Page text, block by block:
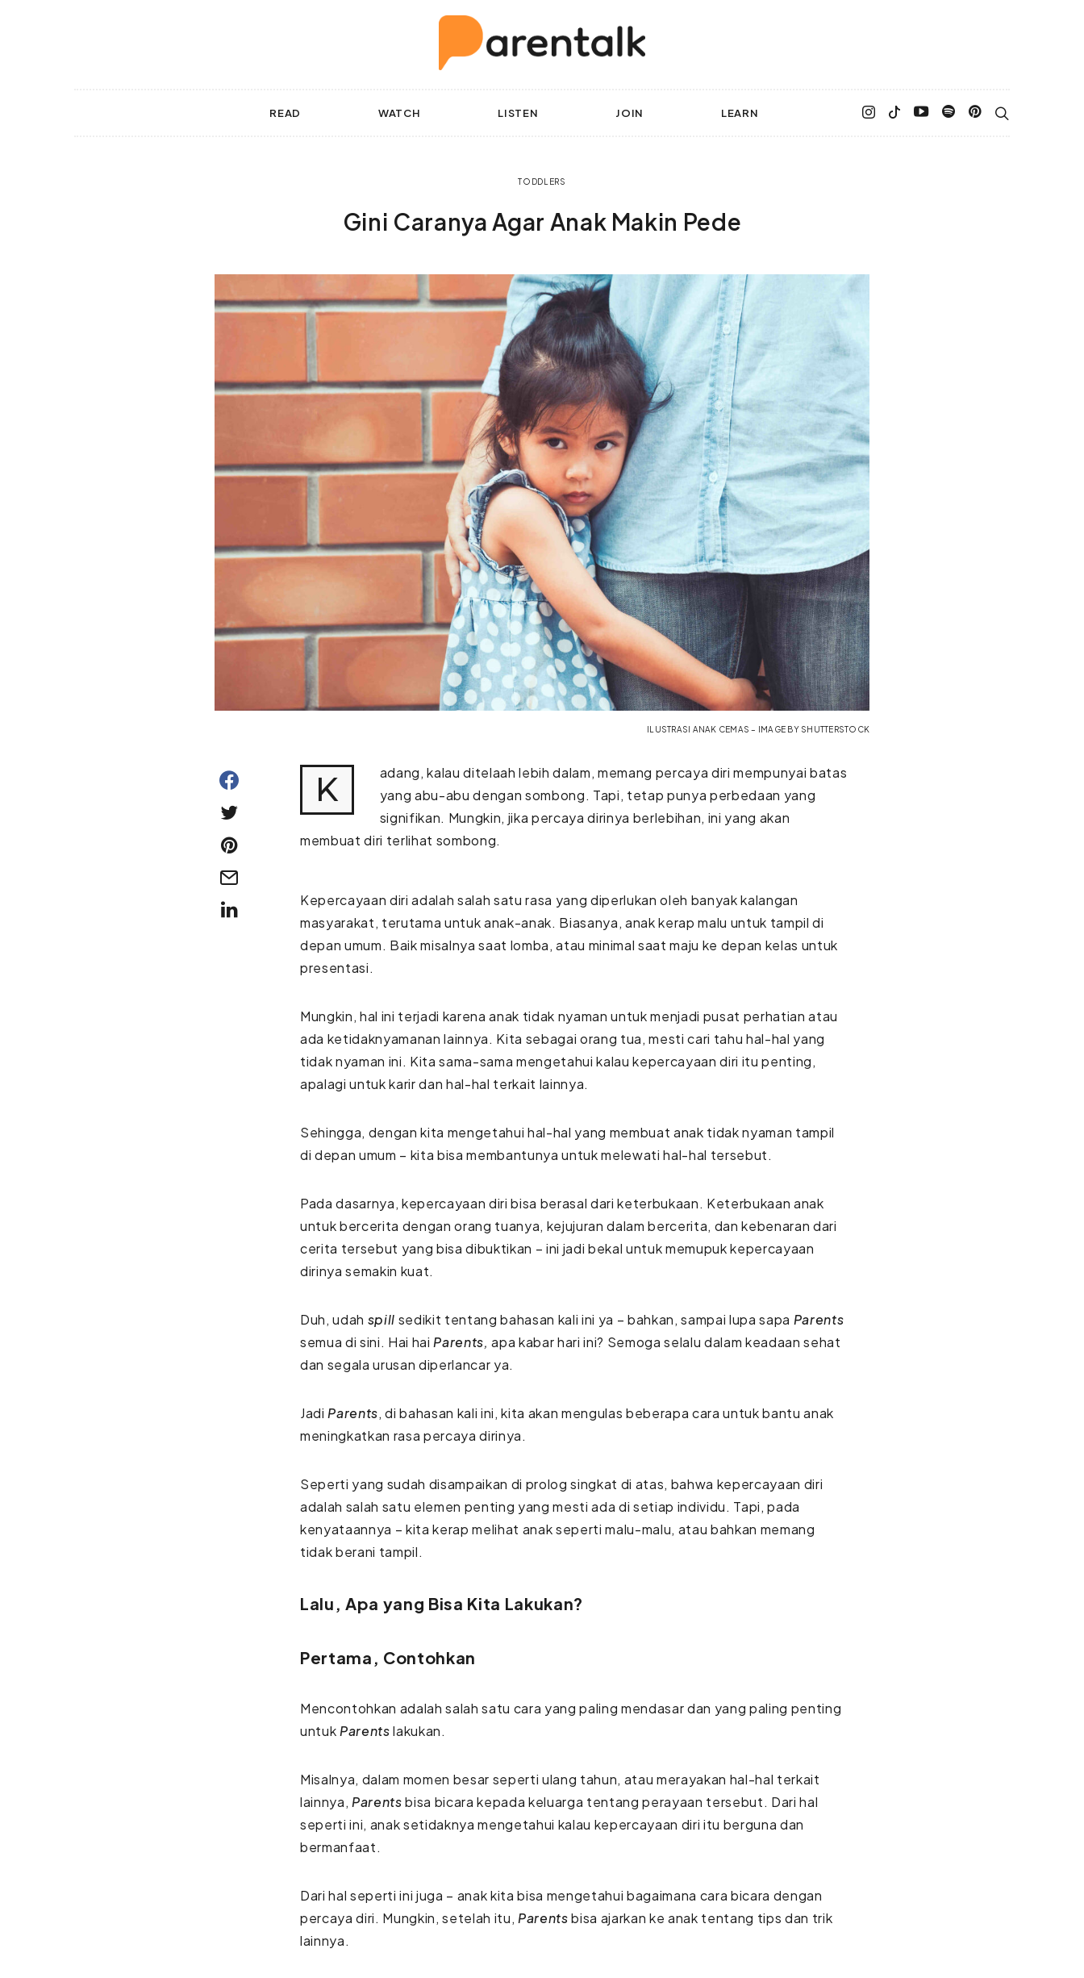
READ WATCH LISTEN JOIN LEARN
TODDLERS
Gini Caranya Agar Anak Makin Pede
ILUSTRASI ANAK CEMAS – IMAGE BY SHUTTERSTOCK
K
adang, kalau ditelaah lebih dalam, memang percaya diri mempunyai batas
yang abu-abu dengan sombong. Tapi, tetap punya perbedaan yang
signifikan. Mungkin, jika percaya dirinya berlebihan, ini yang akan
membuat diri terlihat sombong.
Kepercayaan diri adalah salah satu rasa yang diperlukan oleh banyak kalangan
masyarakat, terutama untuk anak-anak. Biasanya, anak kerap malu untuk tampil di
depan umum. Baik misalnya saat lomba, atau minimal saat maju ke depan kelas untuk
presentasi.
Mungkin, hal ini terjadi karena anak tidak nyaman untuk menjadi pusat perhatian atau
ada ketidaknyamanan lainnya. Kita sebagai orang tua, mesti cari tahu hal-hal yang
tidak nyaman ini. Kita sama-sama mengetahui kalau kepercayaan diri itu penting,
apalagi untuk karir dan hal-hal terkait lainnya.
Sehingga, dengan kita mengetahui hal-hal yang membuat anak tidak nyaman tampil
di depan umum – kita bisa membantunya untuk melewati hal-hal tersebut.
Pada dasarnya, kepercayaan diri bisa berasal dari keterbukaan. Keterbukaan anak
untuk bercerita dengan orang tuanya, kejujuran dalam bercerita, dan kebenaran dari
cerita tersebut yang bisa dibuktikan – ini jadi bekal untuk memupuk kepercayaan
dirinya semakin kuat.
Duh, udah spill sedikit tentang bahasan kali ini ya – bahkan, sampai lupa sapa Parents
semua di sini. Hai hai Parents,apa kabar hari ini? Semoga selalu dalam keadaan sehat
dan segala urusan diperlancar ya.
Jadi Parents, di bahasan kali ini, kita akan mengulas beberapa cara untuk bantu anak
meningkatkan rasa percaya dirinya.
Seperti yang sudah disampaikan di prolog singkat di atas, bahwa kepercayaan diri
adalah salah satu elemen penting yang mesti ada di setiap individu. Tapi, pada
kenyataannya – kita kerap melihat anak seperti malu-malu, atau bahkan memang
tidak berani tampil.
Lalu, Apa yang Bisa Kita Lakukan?
Pertama, Contohkan
Mencontohkan adalah salah satu cara yang paling mendasar dan yang paling penting
untuk Parentslakukan.
Misalnya, dalam momen besar seperti ulang tahun, atau merayakan hal-hal terkait
lainnya, Parentsbisa bicara kepada keluarga tentang perayaan tersebut. Dari hal
seperti ini, anak setidaknya mengetahui kalau kepercayaan diri itu berguna dan
bermanfaat.
Dari hal seperti ini juga – anak kita bisa mengetahui bagaimana cara bicara dengan
percaya diri. Mungkin, setelah itu, Parentsbisa ajarkan ke anak tentang tips dan trik
lainnya.